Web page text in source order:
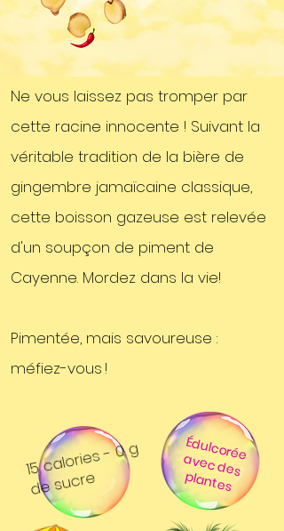
Ne vous laissez pas tromper par
cette racine innocente ! Suivant la
véritable tradition de la bière de
gingembre jamaïcaine classique,
cette boisson gazeuse est relevée
d'un soupçon de piment de
Cayenne. Mordez dans la vie!
Pimentée, mais savoureuse :
méfiez-vous !
15
c
al
ori
es - 0
g
d
e su
cr
e
Éd
u
lc
o
ré
e
a
ve
c
d
e
s
p
la
n
te
s